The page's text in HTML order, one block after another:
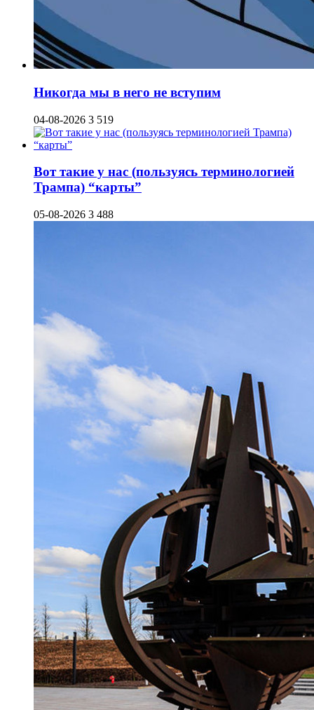
Никогда мы в него не вступим
04-08-2026 3 519
Вот такие у нас (пользуясь терминологией
Трампа) “карты”
05-08-2026 3 488